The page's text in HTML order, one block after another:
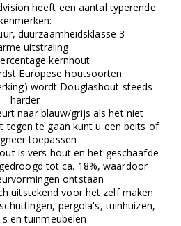
heeft een aantal typerende
duurzaamheidsklasse 3
uitstraling
kernhout
Europese houtsoorten
wordt Douglashout steeds
harder
naar blauw/grijs als het niet
tegen te gaan kunt u een beits of
toepassen
is vers hout en het geschaafde
tot ca. 18%, waardoor
ontstaan
uitstekend voor het zelf maken
pergola's, tuinhuizen,
en tuinmeubelen